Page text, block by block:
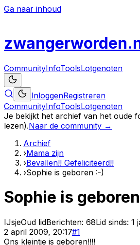
Ga naar inhoud
zwangerworden
CommunityInfoToolsLotgenoten
InloggenRegistreren
CommunityInfoToolsLotgenoten
Je bekijkt het archief van het oude
lezen).Naar de community →
Archief
›Mama zijn
›Bevallen!! Gefeliciteerd!!
›Sophie is geboren :-)
Sophie is
IJsjeOud lidBerichten: 68Lid sinds: 1
2 april 2009, 20:17#1
Ons kleintje is geboren!!!!